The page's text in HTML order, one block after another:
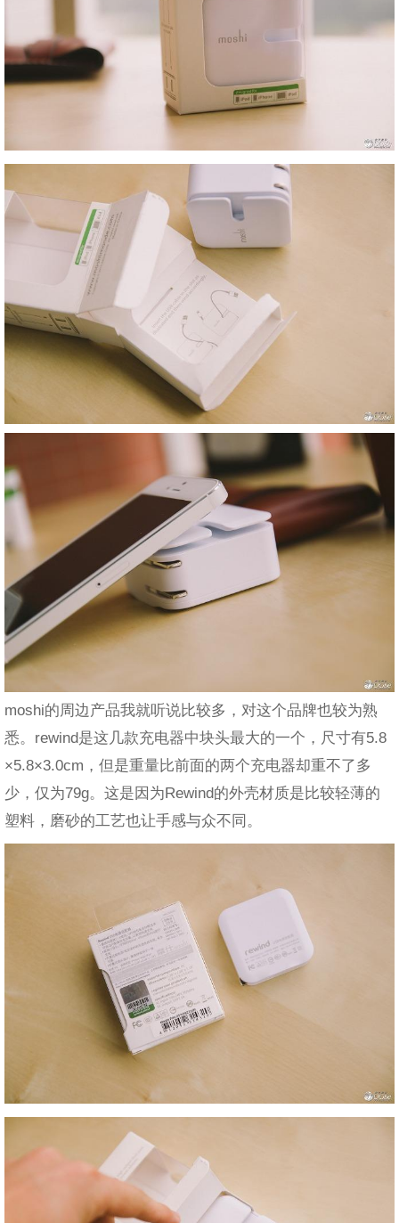
moshi的周边产品我就听说比较多，对这个品牌也较为熟
悉。rewind是这几款充电器中块头最大的一个，尺寸有5.8
×5.8×3.0cm，但是重量比前面的两个充电器却重不了多
少，仅为79g。这是因为Rewind的外壳材质是比较轻薄的
塑料，磨砂的工艺也让手感与众不同。